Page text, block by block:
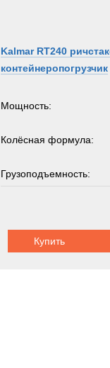
Kalmar RT240
контейнеропогрузчик
Мощность:
Колёсная формула:
Грузоподъемность:
Купить